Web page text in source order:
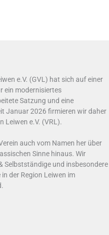
e.V. (GVL) hat sich auf einer
ein modernisiertes
Satzung und eine
Januar 2026 firmieren wir daher
Leiwen e.V. (VRL).
auch vom Namen her über
Sinne hinaus. Wir
Selbstständige und insbesondere
der Region Leiwen im